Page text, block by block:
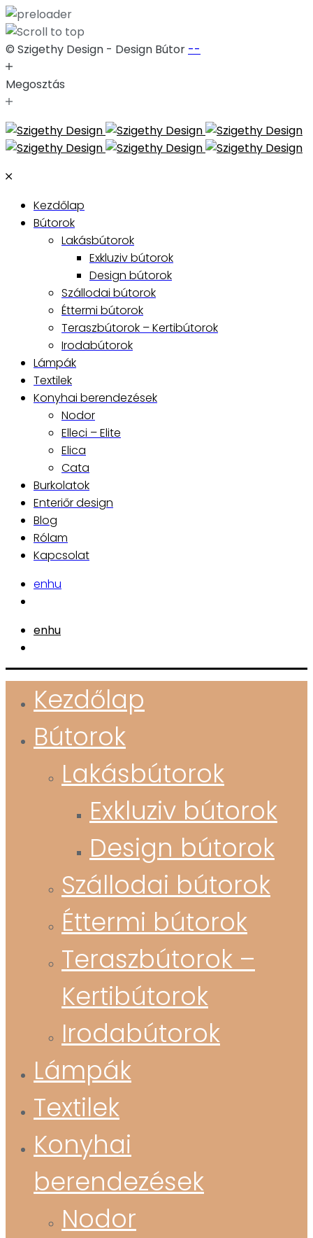
© Szigethy Design - Design Bútor --
Megosztás
Skip
to
Kezdőlap
Bútorok
Lakásbútorok
Exkluziv bútorok
Design bútorok
Szállodai bútorok
Éttermi bútorok
Teraszbútorok – Kertibútorok
Irodabútorok
Lámpák
Textilek
Konyhai berendezések
Nodor
Elleci – Elite
Elica
Cata
Burkolatok
Enteriőr design
Blog
Rólam
Kapcsolat
enhu
enhu
Kezdőlap
Bútorok
Lakásbútorok
Exkluziv bútorok
Design bútorok
Szállodai bútorok
Éttermi bútorok
Teraszbútorok –
Kertibútorok
Irodabútorok
Lámpák
Textilek
Konyhai
berendezések
Nodor